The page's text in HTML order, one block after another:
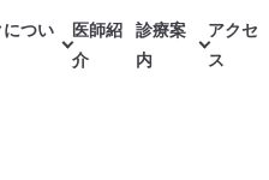
つい
医師紹
介
診療案
内
アクセ
ス